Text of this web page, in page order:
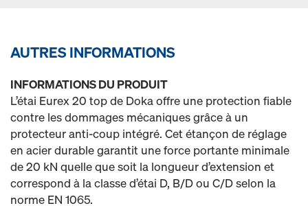
AUTRES INFORMATIONS
INFORMATIONS DU PRODUIT
L’étai Eurex 20 top de Doka offre une protection fiable
contre les dommages mécaniques grâce à un
protecteur anti-coup intégré. Cet étançon de réglage
en acier durable garantit une force portante minimale
de 20 kN quelle que soit la longueur d’extension et
correspond à la classe d’étai D, B/D ou C/D selon la
norme EN 1065.